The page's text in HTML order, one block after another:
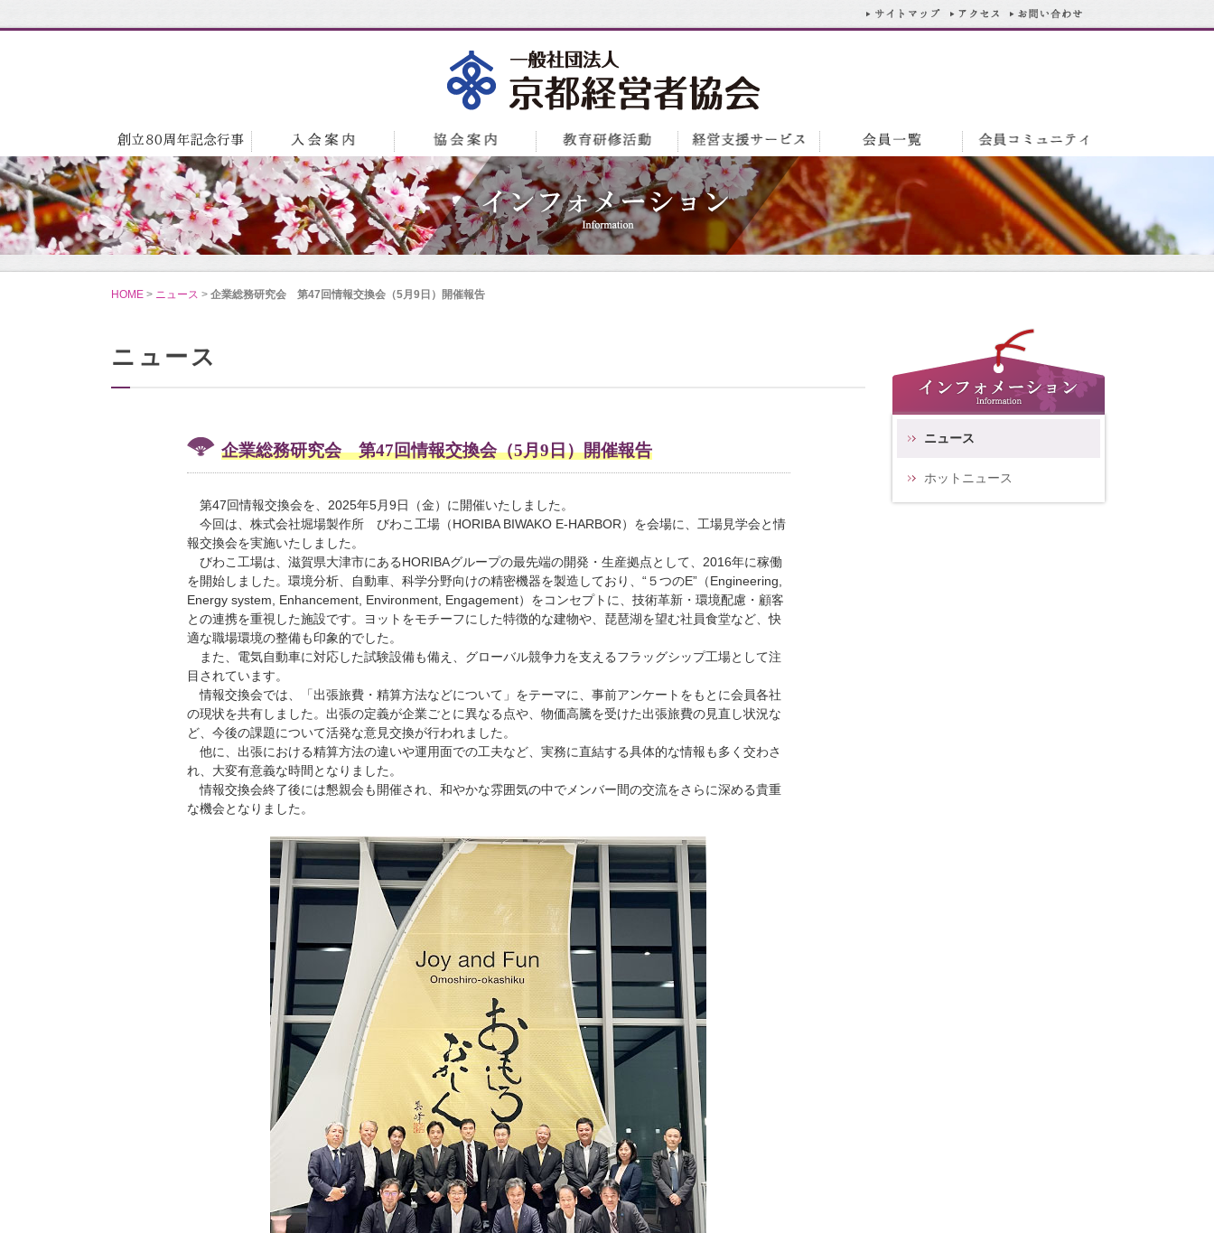
HOME > ニュース > 企業総務研究会 第47回情報交換会（5月9日）開催報告
ニュース
企業総務研究会 第47回情報交換会（5月9日）開催報告
第47回情報交換会を、2025年5月9日（金）に開催いたしました。
今回は、株式会社堀場製作所 びわこ工場（HORIBA BIWAKO E-HARBOR）を会場に、工場見学会と情
報交換会を実施いたしました。
びわこ工場は、滋賀県大津市にあるHORIBAグループの最先端の開発・生産拠点として、2016年に稼働
を開始しました。環境分析、自動車、科学分野向けの精密機器を製造しており、“５つのE”（Engineering,
Energy system, Enhancement, Environment, Engagement）をコンセプトに、技術革新・環境配慮・顧客
との連携を重視した施設です。ヨットをモチーフにした特徴的な建物や、琵琶湖を望む社員食堂など、快
適な職場環境の整備も印象的でした。
また、電気自動車に対応した試験設備も備え、グローバル競争力を支えるフラッグシップ工場として注
目されています。
情報交換会では、「出張旅費・精算方法などについて」をテーマに、事前アンケートをもとに会員各社
の現状を共有しました。出張の定義が企業ごとに異なる点や、物価高騰を受けた出張旅費の見直し状況な
ど、今後の課題について活発な意見交換が行われました。
他に、出張における精算方法の違いや運用面での工夫など、実務に直結する具体的な情報も多く交わさ
れ、大変有意義な時間となりました。
情報交換会終了後には懇親会も開催され、和やかな雰囲気の中でメンバー間の交流をさらに深める貴重
な機会となりました。
ニュース
ホットニュース